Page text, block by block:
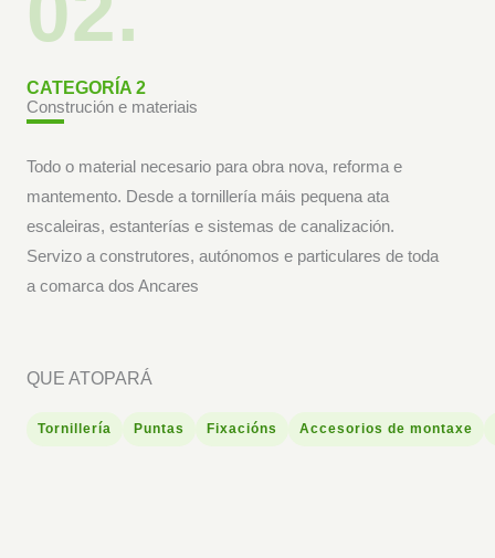
CATEGORÍA 2
Construción e materiais
Todo o material necesario para obra nova, reforma e
mantemento. Desde a tornillería máis pequena ata
escaleiras, estanterías e sistemas de canalización.
Servizo a construtores, autónomos e particulares de toda
a comarca dos Ancares
QUE ATOPARÁ
Tornillería Puntas Fixacións Accesorios de montaxe